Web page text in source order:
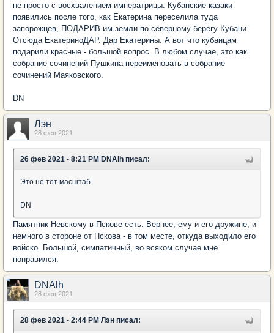
не просто с восхвалением императрицы. Кубанские казаки
появились после того, как Екатерина переселила туда
запорожцев, ПОДАРИВ им земли по северному берегу Кубани.
Отсюда ЕкатериноДАР. Дар Екатерины. А вот что кубанцам
подарили красные - большой вопрос. В любом случае, это как
собрание сочинений Пушкина переименовать в собрание
сочинений Маяковского.
DN
Лэн
28 фев 2021
26 фев 2021 - 8:21 PM DNAlh писал:
Это не тот масштаб.
DN
Памятник Невскому в Пскове есть. Вернее, ему и его дружине, и
немного в стороне от Пскова - в том месте, откуда выходило его
войско. Большой, симпатичный, во всяком случае мне
понравился.
DNAlh
28 фев 2021
28 фев 2021 - 2:44 PM Лэн писал: